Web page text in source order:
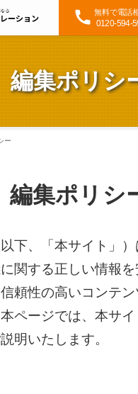
無料で電話
0120-594-
編集ポリシ
ー
編集ポリシ
下、「本サイト」
関する正しい情報
頼性の高いコンテ
ページでは、本サ
明いたします。